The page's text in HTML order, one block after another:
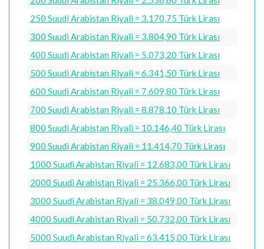
250 Suudi Arabistan Riyali = 3.170,75 Türk Lirası
300 Suudi Arabistan Riyali = 3.804,90 Türk Lirası
400 Suudi Arabistan Riyali = 5.073,20 Türk Lirası
500 Suudi Arabistan Riyali = 6.341,50 Türk Lirası
600 Suudi Arabistan Riyali = 7.609,80 Türk Lirası
700 Suudi Arabistan Riyali = 8.878,10 Türk Lirası
800 Suudi Arabistan Riyali = 10.146,40 Türk Lirası
900 Suudi Arabistan Riyali = 11.414,70 Türk Lirası
1000 Suudi Arabistan Riyali = 12.683,00 Türk Lirası
2000 Suudi Arabistan Riyali = 25.366,00 Türk Lirası
3000 Suudi Arabistan Riyali = 38.049,00 Türk Lirası
4000 Suudi Arabistan Riyali = 50.732,00 Türk Lirası
5000 Suudi Arabistan Riyali = 63.415,00 Türk Lirası